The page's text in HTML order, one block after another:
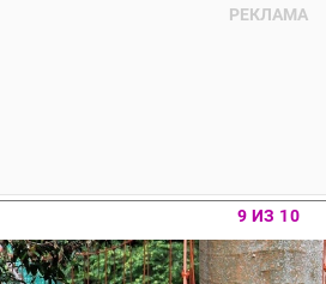
9 ИЗ 10